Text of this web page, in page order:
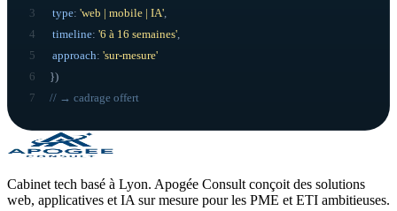
3
type: 'web | mobile | IA'
4
timeline: '6 à 16 semaines'
5
approach: 'sur-mesure'
6
})
7
// → cadrage offert
Cabinet tech basé à Lyon. Apogée Consult conçoit des solutions
web, applicatives et IA sur mesure pour les PME et ETI ambitieuses.